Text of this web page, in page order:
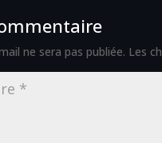
ne sera pas publiée. Les